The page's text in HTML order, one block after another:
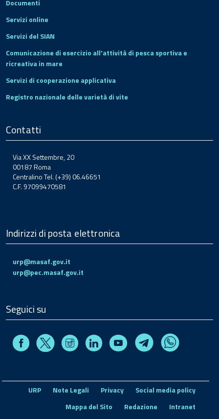
Documenti
Servizi online
Servizi del SIAN
Comunicazione di esercizio all'attività di pesca sportiva e
ricreativa in mare
Servizi di cooperazione applicativa
Registro nazionale delle varietà di vite
Contatti
Via XX Settembre, 20
00187 Roma
Centralino Tel. (+39) 06.46651
C.F. 97099470581
Indirizzi di posta elettronica
urp@masaf.gov.it
urp@pec.masaf.gov.it
Seguici su
FacebookX InstagramLinkedin Youtube TelegramWhatsapp
URP Note Legali Privacy
Social media policy
Mappa del Sito
Redazione
Intranet